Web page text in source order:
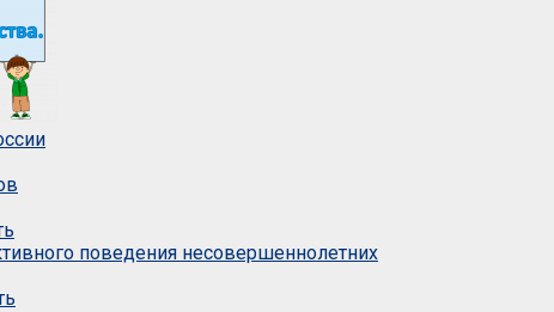
поведения несовершеннолетних